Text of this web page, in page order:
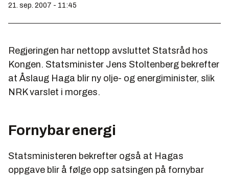
21. sep. 2007 - 11:45
Regjeringen har nettopp avsluttet Statsråd hos
Kongen. Statsminister Jens Stoltenberg bekrefter
at Åslaug Haga blir ny olje- og energiminister, slik
NRK varslet i morges.
Fornybar energi
Statsministeren bekrefter også at Hagas
oppgave blir å følge opp satsingen på fornybar